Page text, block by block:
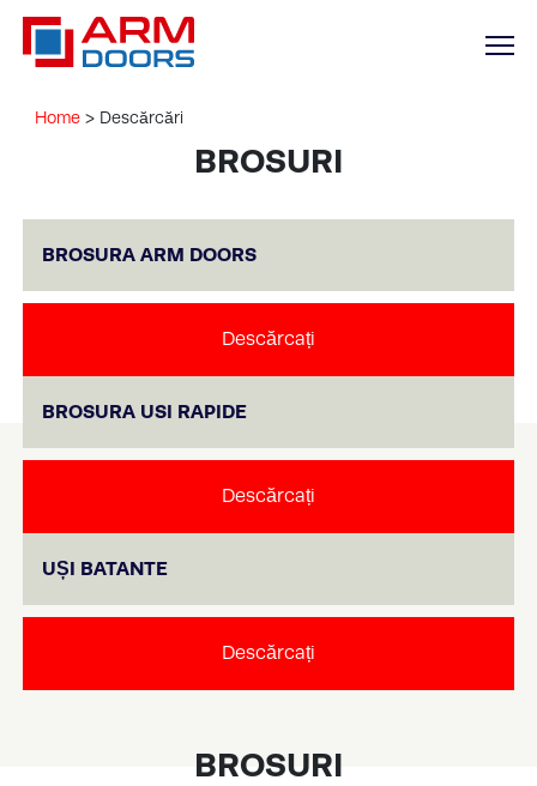
Home > Descărcări
BROSURI
BROSURA ARM DOORS
Descărcați
BROSURA USI RAPIDE
Descărcați
UȘI BATANTE
Descărcați
BROSURI